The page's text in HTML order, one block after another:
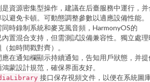
資源密集型操作，建議在后臺服務中運行，并
避免卡頓。可動態調整參數以適應設備性能。
同時錄制系統和麥克風音頻，HarmonyOS的
內置混合支持，但需測試設備兼容性。獨立處理
如時間戳對齊）。
應在通知欄顯示持續通知，告知用戶狀態，并提
蒙設計規范，確保界面友好。
接口保存視頻文件，以便在系統圖